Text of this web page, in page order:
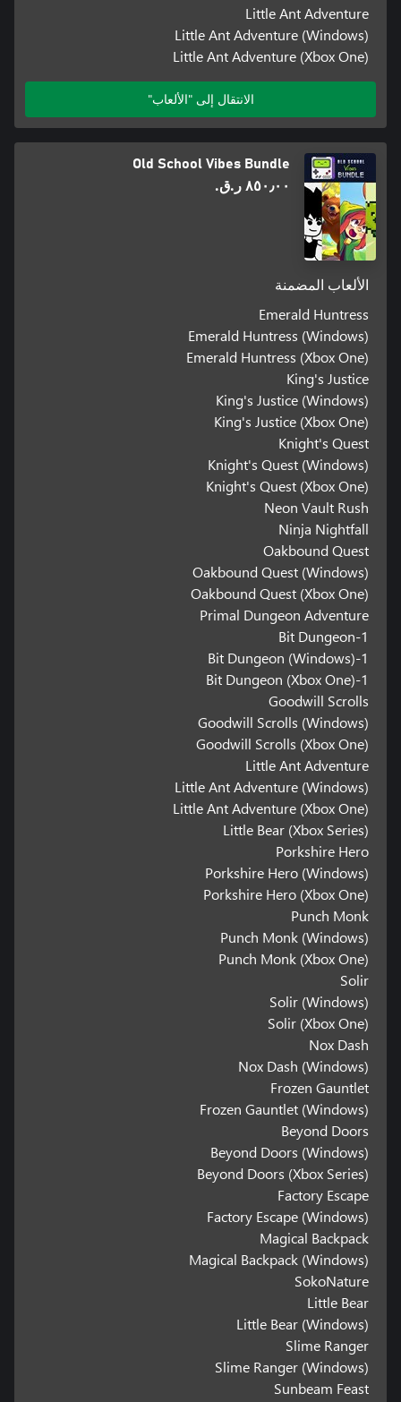
Little Ant Adventure
Little Ant Adventure (Windows)
Little Ant Adventure (Xbox One)
الانتقال إلى "الألعاب"
Old School Vibes Bundle
٨٥٠٫٠٠ ر.ق.‏
الألعاب المضمنة
Emerald Huntress
Emerald Huntress (Windows)
Emerald Huntress (Xbox One)
King's Justice
King's Justice (Windows)
King's Justice (Xbox One)
Knight's Quest
Knight's Quest (Windows)
Knight's Quest (Xbox One)
Neon Vault Rush
Ninja Nightfall
Oakbound Quest
Oakbound Quest (Windows)
Oakbound Quest (Xbox One)
Primal Dungeon Adventure
1-Bit Dungeon
1-Bit Dungeon (Windows)
1-Bit Dungeon (Xbox One)
Goodwill Scrolls
Goodwill Scrolls (Windows)
Goodwill Scrolls (Xbox One)
Little Ant Adventure
Little Ant Adventure (Windows)
Little Ant Adventure (Xbox One)
Little Bear (Xbox Series)
Porkshire Hero
Porkshire Hero (Windows)
Porkshire Hero (Xbox One)
Punch Monk
Punch Monk (Windows)
Punch Monk (Xbox One)
Solir
Solir (Windows)
Solir (Xbox One)
Nox Dash
Nox Dash (Windows)
Frozen Gauntlet
Frozen Gauntlet (Windows)
Beyond Doors
Beyond Doors (Windows)
Beyond Doors (Xbox Series)
Factory Escape
Factory Escape (Windows)
Magical Backpack
Magical Backpack (Windows)
SokoNature
Little Bear
Little Bear (Windows)
Slime Ranger
Slime Ranger (Windows)
Sunbeam Feast